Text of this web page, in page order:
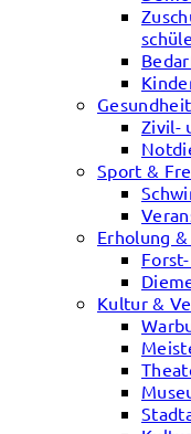
Zivil-
Sport &
Erholung
Kultur &